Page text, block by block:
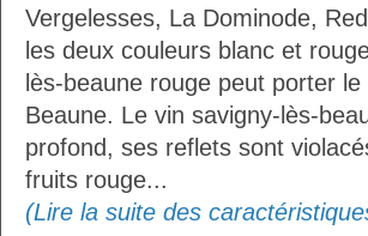
Vergelesses, La Dominode,
les deux couleurs blanc et
lès-beaune rouge peut porter
Beaune. Le vin savigny-lès-
profond, ses reflets sont
fruits rouge...
(Lire la suite des